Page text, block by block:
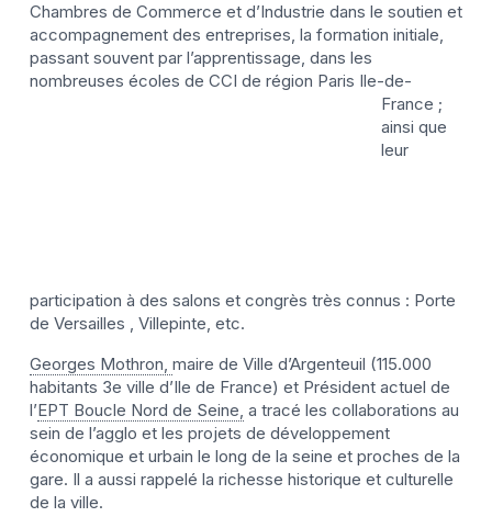
Chambres de Commerce et d’Industrie dans le soutien et
accompagnement des entreprises, la formation initiale,
passant souvent par l’apprentissage, dans les
nombreuses écoles de CCI de région Paris Ile-de-
France ;
ainsi que
leur
participation à des salons et congrès très connus : Porte
de Versailles , Villepinte, etc.
Georges Mothron, maire de Ville d’Argenteuil (115.000
habitants 3e ville d’Ile de France) et Président actuel de
l’EPT Boucle Nord de Seine, a tracé les collaborations au
sein de l’agglo et les projets de développement
économique et urbain le long de la seine et proches de la
gare. Il a aussi rappelé la richesse historique et culturelle
de la ville.